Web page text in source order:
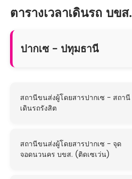
ตารางเวลาเดินรถ บขส.
ปากเซ - ปทุมธานี
สถานีขนส่งผู้โดยสารปากเซ - สถานี
เดินรถรังสิต
สถานีขนส่งผู้โดยสารปากเซ - จุด
จอดนวนคร บขส. (ติดเซเว่น)